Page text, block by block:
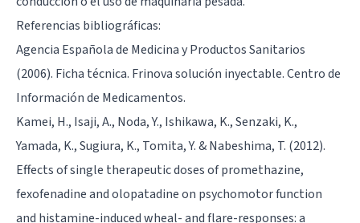
Referencias bibliográficas:
Agencia Española de Medicina y Productos Sanitarios
(2006). Ficha técnica. Frinova solución inyectable. Centro de
Información de Medicamentos.
Kamei, H., Isaji, A., Noda, Y., Ishikawa, K., Senzaki, K.,
Yamada, K., Sugiura, K., Tomita, Y. & Nabeshima, T. (2012).
Effects of single therapeutic doses of promethazine,
fexofenadine and olopatadine on psychomotor function
and histamine-induced wheal- and flare-responses: a